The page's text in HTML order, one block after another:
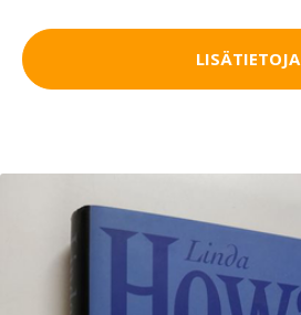
LISÄTIETOJA